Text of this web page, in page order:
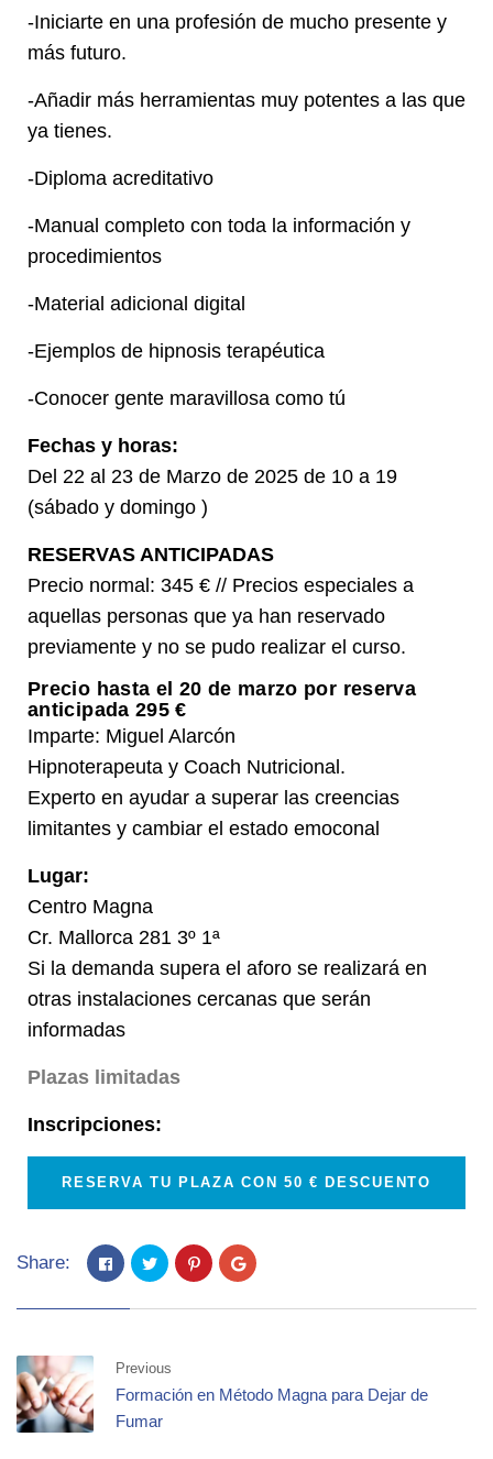
-Iniciarte en una profesión de mucho presente y
más futuro.
-Añadir más herramientas muy potentes a las que
ya tienes.
-Diploma acreditativo
-Manual completo con toda la información y
procedimientos
-Material adicional digital
-Ejemplos de hipnosis terapéutica
-Conocer gente maravillosa como tú
Fechas y horas:
Del 22 al 23 de Marzo de 2025 de 10 a 19
(sábado y domingo )
RESERVAS ANTICIPADAS
Precio normal: 345 € // Precios especiales a
aquellas personas que ya han reservado
previamente y no se pudo realizar el curso.
Precio hasta el 20 de marzo por reserva
anticipada 295 €
Imparte: Miguel Alarcón
Hipnoterapeuta y Coach Nutricional.
Experto en ayudar a superar las creencias
limitantes y cambiar el estado emoconal
Lugar:
Centro Magna
Cr. Mallorca 281 3º 1ª
Si la demanda supera el aforo se realizará en
otras instalaciones cercanas que serán
informadas
Plazas limitadas
Inscripciones:
RESERVA TU PLAZA CON 50 € DESCUENTO
Share:
Previous
Formación en Método Magna para Dejar de
Fumar